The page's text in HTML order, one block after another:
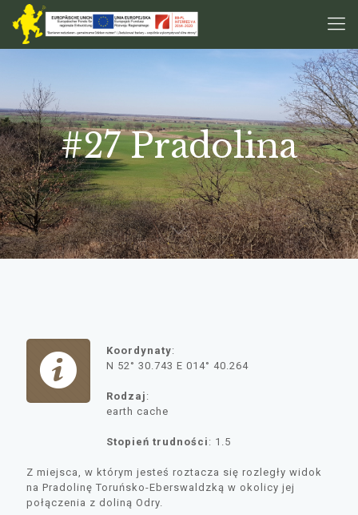
#27 Pradolina
Koordynaty:
N 52° 30.743 E 014° 40.264
Rodzaj :
earth cache
Stopień trudności : 1.5
Z miejsca, w którym jesteś roztacza się rozległy widok
na Pradolinę Toruńsko-Eberswaldzką w okolicy jej
połączenia z doliną Odry.